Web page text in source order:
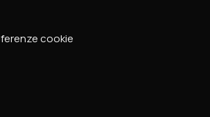
cookie